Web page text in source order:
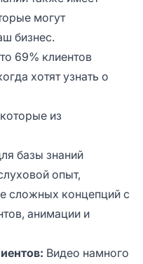
могут
бизнес.
69% клиентов
хотят узнать о
из
базы знаний
опыт,
сложных концепций с
анимации и
Видео намного